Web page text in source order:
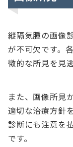
縦隔気腫の画像
が不可欠です。
徴的な所見を見
また、画像所見
適切な治療方針
診断にも注意を
です。